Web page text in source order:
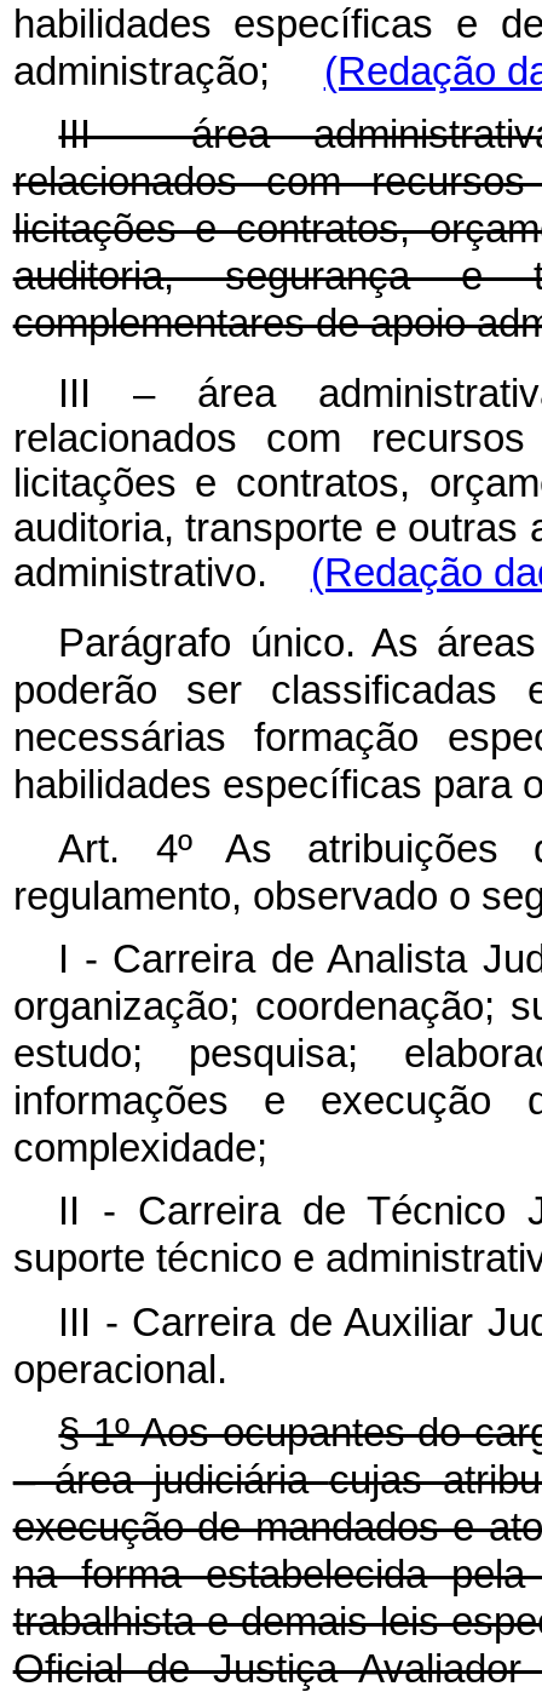
habilidades específicas e
administração; (Redação
III - área
relacionados com
licitações e contratos,
auditoria, segurança e
complementares de apoio
III – área
relacionados com
licitações e contratos,
auditoria, transporte e outras
administrativo. (Redação
Parágrafo único. As
poderão ser classificadas
necessárias formação
habilidades específicas para
Art. 4º As atribuições
regulamento, observado o
I - Carreira de Analista
organização; coordenação;
estudo; pesquisa;
informações e
complexidade;
II - Carreira de Técnico
suporte técnico e
III - Carreira de Auxiliar
operacional.
§ 1º Aos ocupantes do
– área judiciáriacujas
execução de mandados e
na forma estabelecida
trabalhista e demais leis
Oficial de Justiça